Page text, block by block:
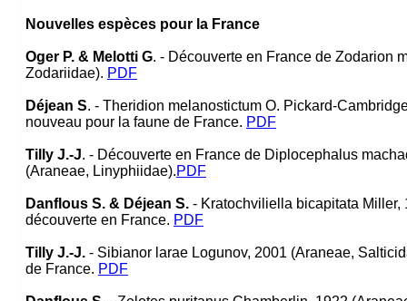
Nouvelles espèces pour la France
Oger P. & Melotti G. - Découverte en France de Zodarion
Zodariidae). PDF
Déjean S. - Theridion melanostictum O. Pickard-
nouveau pour la faune de France. PDF
Tilly J.-J. - Découverte en France de Diplocephalus
(Araneae, Linyphiidae).PDF
Danflous S. & Déjean S. - Kratochviliella bicapitata
découverte en France. PDF
Tilly J.-J. - Sibianor larae Logunov, 2001 (Araneae,
de France. PDF